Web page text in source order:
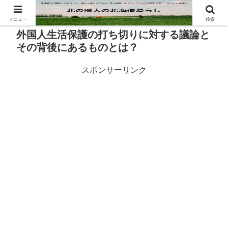
外国人生活保護の打ち切りに対する議論と
その背後にあるものとは？
スポンサーリンク
メニュー 検索